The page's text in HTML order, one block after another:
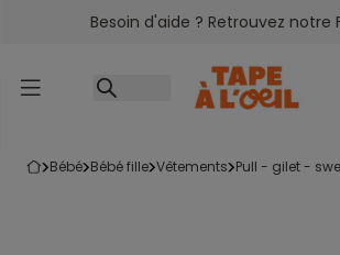
Accéder au contenu
Besoin d'aide ? Retrouvez notre
bébé bébé fille vêtements pull - gilet -